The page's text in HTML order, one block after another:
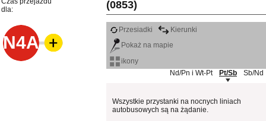
(0853)
dla:
N4A
Przesiadki
Kierunki
Pokaż na mapie
ikony
Nd/Pn i Wt-Pt
Pt/Sb Sb/Nd
Wszystkie przystanki na nocnych liniach
autobusowych są na żądanie.